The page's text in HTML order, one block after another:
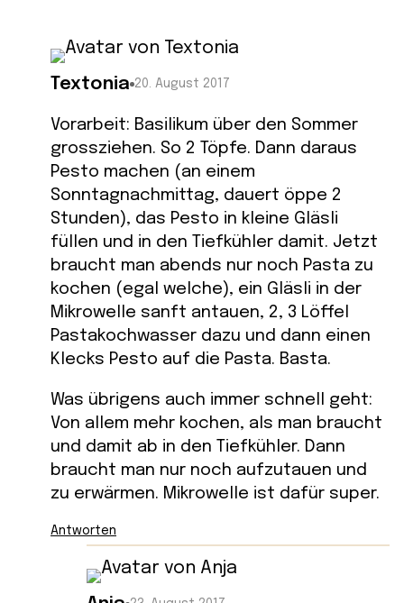
Textonia 20. August 2017
Vorarbeit: Basilikum über den Sommer
grossziehen. So 2 Töpfe. Dann daraus
Pesto machen (an einem
Sonntagnachmittag, dauert öppe 2
Stunden), das Pesto in kleine Gläsli
füllen und in den Tiefkühler damit. Jetzt
braucht man abends nur noch Pasta zu
kochen (egal welche), ein Gläsli in der
Mikrowelle sanft antauen, 2, 3 Löffel
Pastakochwasser dazu und dann einen
Klecks Pesto auf die Pasta. Basta.
Was übrigens auch immer schnell geht:
Von allem mehr kochen, als man braucht
und damit ab in den Tiefkühler. Dann
braucht man nur noch aufzutauen und
zu erwärmen. Mikrowelle ist dafür super.
Antworten